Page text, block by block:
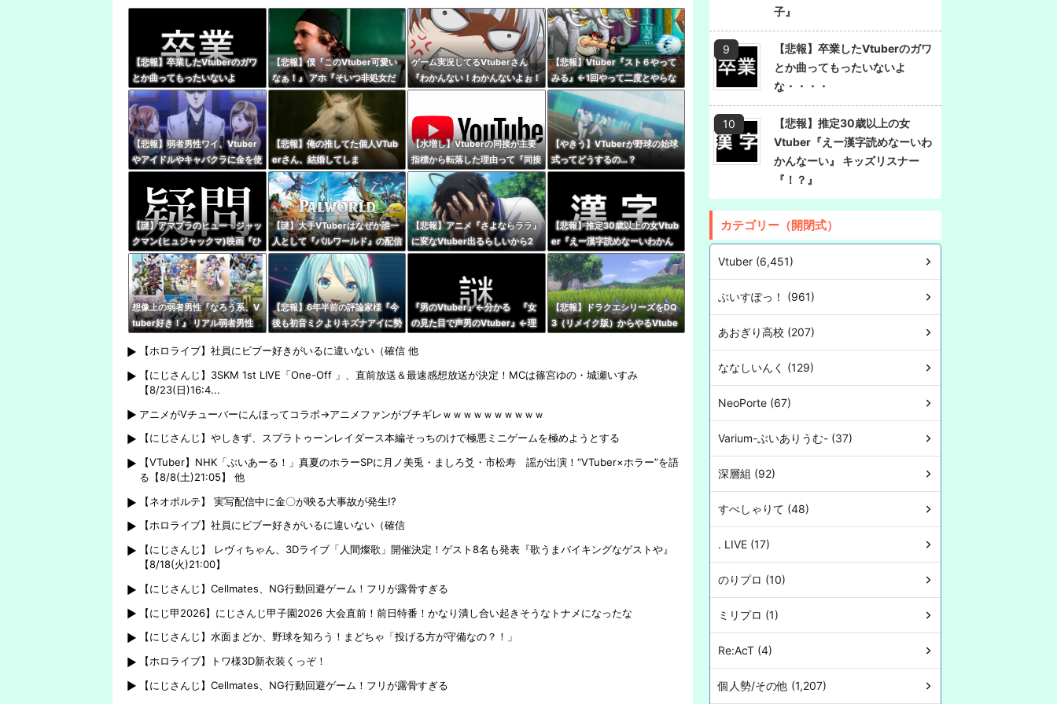
【悲報】卒業したVtuberのガワ
とか曲ってもったいないよ
な・・・・
【悲報】僕『このVtuber可愛い
なぁ！』 アホ『そいつ非処女だ
ぞ』←これｗｗｗ
ゲーム実況してるVtuberさん
『わかんない！わかんないよぉ！
ｗ』 親切ボク『あっそれはです
ね！』
【悲報】Vtuber『スト６やって
みる』←1回やって二度とやらな
いパターン多すぎだろｗｗｗｗ
【悲報】弱者男性ワイ、Vtuber
やアイドルやキャバクラに金を使
いまくる奴が理解できない…
【悲報】俺の推してた個人VTub
erさん、結婚してしま
う・・・・
【水増し】Vtuberの同接が主要
指標から転落した理由って『同接
に対して高評価数が少ない配信が
あぶり出された』からだよな
【やきう】VTuberが野球の始球
式ってどうするの…？
【謎】アマプラのヒュー・ジャッ
クマン(ヒュジャックマ)映画『ひ
つじ探偵団』、VTuberの同時視
聴が滅茶苦茶多い…いったいなぜ
【謎】大手VTuberはなぜか誰一
人として『パルワールド』の配信
やってないけど同接50万で世界2
位←これ
【悲報】アニメ『さよならララ』
に変なVtuber出るらしいから2
話見れないんだけど…
【悲報】推定30歳以上の女Vtub
er『えー漢字読めなーいわかん
なーい』 キッズリスナー
『！？』
想像上の弱者男性『なろう系、V
tuber好き！』 リアル弱者男性
ｶﾞﾈｸｲ)』
【悲報】6年半前の評論家様『今
後も初音ミクよりキズナアイに勢
とはできない』
『男のVtuber』←分かる 『女
の見た目で声男のVtuber』←理
【悲報】ドラクエシリーズをDQ
3（リメイク版）からやるVtube
【ホロライブ】社員にビブー好きがいるに違いない（確信 他
【にじさんじ】3SKM 1st LIVE「One-Off 」、直前放送＆最速感想放送が決定！MCは篠宮ゆの・城瀬いすみ
【8/23(日)16:4...
アニメがVチューバーにんほってコラボ→アニメファンがブチギレｗｗｗｗｗｗｗｗｗｗ
【にじさんじ】やしきず、スプラトゥーンレイダース本編そっちのけで極悪ミニゲームを極めようとする
【VTuber】NHK「ぶいあーる！」真夏のホラーSPに月ノ美兎・ましろ爻・市松寿ゞ謡が出演！“VTuber×ホラー”を語
る【8/8(土)21:05】 他
【ネオポルテ】 実写配信中に金〇が映る大事故が発生!?
【ホロライブ】社員にビブー好きがいるに違いない（確信
【にじさんじ】 レヴィちゃん、3Dライブ「人間燦歌」開催決定！ゲスト8名も発表『歌うまバイキングなゲストや』
【8/18(火)21:00】
【にじさんじ】Cellmates、NG行動回避ゲーム！フリが露骨すぎる
【にじ甲2026】にじさんじ甲子園2026 大会直前！前日特番！かなり潰し合い起きそうなトナメになったな
【にじさんじ】水面まどか、野球を知ろう！まどちゃ「投げる方が守備なの？！」
【ホロライブ】トワ様3D新衣装くっぞ！
【にじさんじ】Cellmates、NG行動回避ゲーム！フリが露骨すぎる
子』
【悲報】卒業したVtuberのガワ
とか曲ってもったいないよ
な・・・・
【悲報】推定30歳以上の女
Vtuber『えー漢字読めなーいわ
かんなーい』 キッズリスナー
『！？』
カテゴリー（開閉式）
Vtuber (6,451)
ぶいすぽっ！ (961)
あおぎり高校 (207)
ななしいんく (129)
NeoPorte (67)
Varium-ぶいありうむ- (37)
深層組 (92)
すぺしゃりて (48)
. LIVE (17)
のりプロ (10)
ミリプロ (1)
Re:AcT (4)
個人勢/その他 (1,207)